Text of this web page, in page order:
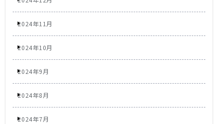
2024年11月
2024年10月
2024年9月
2024年8月
2024年7月